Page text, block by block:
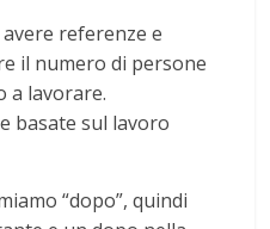
referenze e
il numero di persone
a lavorare.
basate sul lavoro
“dopo”, quindi